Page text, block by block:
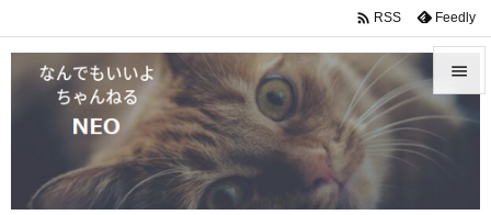


 RSS Feedly